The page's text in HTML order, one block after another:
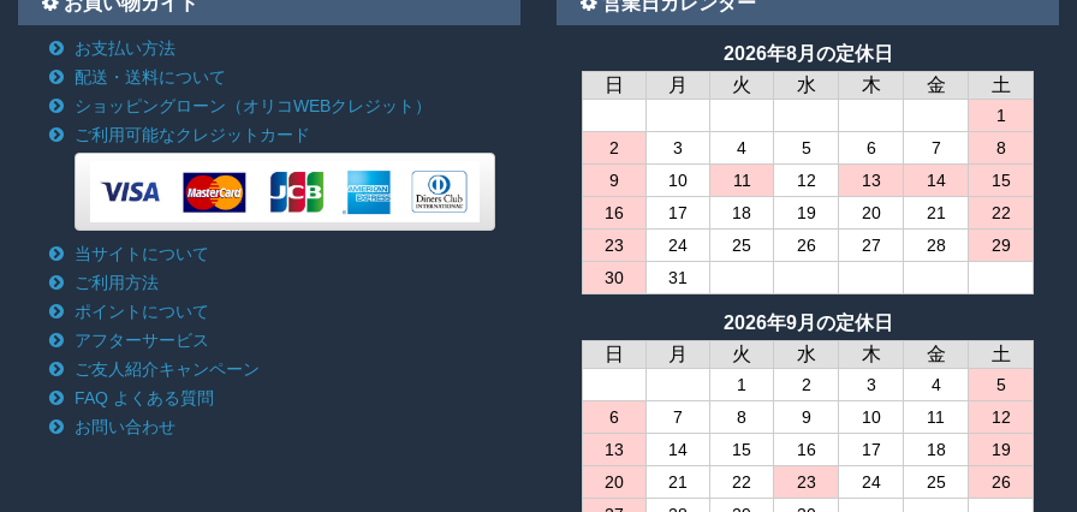
お支払い方法
配送・送料について
ショッピングローン （オリコWEBクレジット）
ご利用可能なクレジットカード
当サイトについて
ご利用方法
ポイントについて
アフターサービス
ご友人紹介キャンペーン
FAQ よくある質問
お問い合わせ
2026年8月の定休日
日
月 火 水 木 金 土
1
2
3 4 5 6 7
8
9
10 11 12 13 14
15
16
17 18 19 20 21
22
23
24 25 26 27 28
29
30
31
2026年9月の定休日
日
月 火 水 木 金 土
1 2 3 4
5
6
7 8 9 10 11
12
13
14 15 16 17 18
19
20
21 22 23 24 25
26